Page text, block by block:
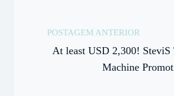
POSTAGEM ANTERIOR
At least USD 2,300!
Machine